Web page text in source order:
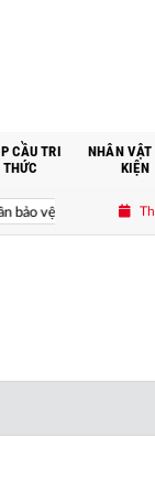
CẦU TRI
THỨC
NHÂN
KIỆN
vệ Tổ quốc từ sớm,